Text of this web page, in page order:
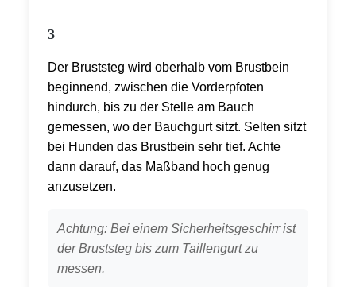
3
Der Bruststeg wird oberhalb vom Brustbein
beginnend, zwischen die Vorderpfoten
hindurch, bis zu der Stelle am Bauch
gemessen, wo der Bauchgurt sitzt. Selten sitzt
bei Hunden das Brustbein sehr tief. Achte
dann darauf, das Maßband hoch genug
anzusetzen.
Achtung: Bei einem Sicherheitsgeschirr ist
der Bruststeg bis zum Taillengurt zu
messen.